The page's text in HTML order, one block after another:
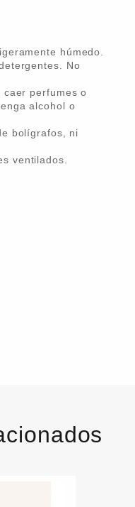
húmedo.
No
perfumes o
alcohol o
bolígrafos, ni
ventilados.